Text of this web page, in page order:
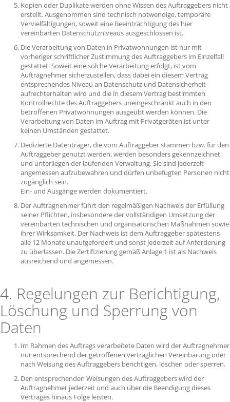
Kopien oder Duplikate werden ohne Wissen des Auftraggebers nicht
erstellt. Ausgenommen sind technisch notwendige, temporäre
Vervielfältigungen, soweit eine Beeinträchtigung des hier
vereinbarten Datenschutzniveaus ausgeschlossen ist.
Die Verarbeitung von Daten in Privatwohnungen ist nur mit
vorheriger schriftlicher Zustimmung des Auftraggebers im Einzelfall
gestattet. Soweit eine solche Verarbeitung erfolgt, ist vom
Auftragnehmer sicherzustellen, dass dabei ein diesem Vertrag
entsprechendes Niveau an Datenschutz und Datensicherheit
aufrechterhalten wird und die in diesem Vertrag bestimmten
Kontrollrechte des Auftraggebers uneingeschränkt auch in den
betroffenen Privatwohnungen ausgeübt werden können. Die
Verarbeitung von Daten im Auftrag mit Privatgeräten ist unter
keinen Umständen gestattet.
Dedizierte Datenträger, die vom Auftraggeber stammen bzw. für den
Auftraggeber genutzt werden, werden besonders gekennzeichnet
und unterliegen der laufenden Verwaltung. Sie sind jederzeit
angemessen aufzubewahren und dürfen unbefugten Personen nicht
zugänglich sein.
Ein- und Ausgänge werden dokumentiert.
Der Auftragnehmer führt den regelmäßigen Nachweis der Erfüllung
seiner Pflichten, insbesondere der vollständigen Umsetzung der
vereinbarten technischen und organisatorischen Maßnahmen sowie
ihrer Wirksamkeit. Der Nachweis ist dem Auftraggeber spätestens
alle 12 Monate unaufgefordert und sonst jederzeit auf Anforderung
zu überlassen. Die Zertifizierung gemäß Anlage 1 ist als Nachweis
ausreichend und angemessen.
4. Regelungen zur Berichtigung,
Löschung und Sperrung von
Daten
Im Rahmen des Auftrags verarbeitete Daten wird der Auftragnehmer
nur entsprechend der getroffenen vertraglichen Vereinbarung oder
nach Weisung des Auftraggebers berichtigen, löschen oder sperren.
Den entsprechenden Weisungen des Auftraggebers wird der
Auftragnehmer jederzeit und auch über die Beendigung dieses
Vertrages hinaus Folge leisten.